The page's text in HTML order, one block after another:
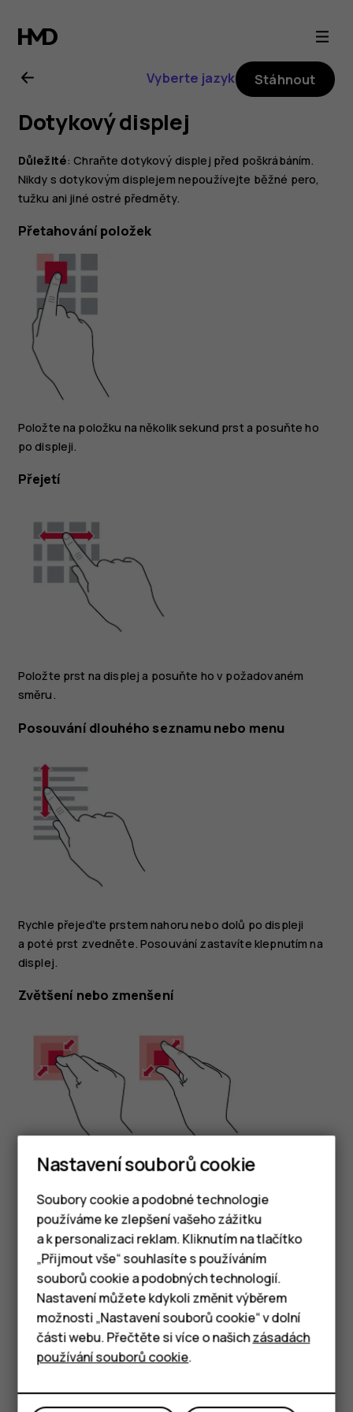
Uživatelská
příručka
k telefonu
Nokia 4.2
Chytré telefony
Tlačítkové telefony
Tablety
Vyberte jazyk Stáhnout
Dotykový displej
Důležité: Chraňte dotykový displej před poškrábáním.
Nikdy s dotykovým displejem nepoužívejte běžné pero,
tužku ani jiné ostré předměty.
Přetahování položek
Položte na položku na několik sekund prst a posuňte ho
po displeji.
Přejetí
Položte prst na displej a posuňte ho v požadovaném
směru.
Posouvání dlouhého seznamu nebo menu
Rychle přejeďte prstem nahoru nebo dolů po displeji
a poté prst zvedněte. Posouvání zastavíte klepnutím na
displej.
Zvětšení nebo zmenšení
Položte na položku (třeba na mapu, fotografii nebo
webovou stránku) dva prsty a posuňte je od sebe nebo
k sobě.
Zamknutí orientace obrazovky
Když telefon otočíte o 90 stupňů, obrazovka se
automaticky otočí.
Chcete‑li zamknout orientaci obrazovky na výšku,
přejeďte z horního okraje displeje dolů a klepněte na
Nastavení souborů cookie
Soubory cookie a podobné technologie
používáme ke zlepšení vašeho zážitku
a k personalizaci reklam. Kliknutím na tlačítko
„Přijmout vše“ souhlasíte s používáním
souborů cookie a podobných technologií.
Nastavení můžete kdykoli změnit výběrem
možnosti „Nastavení souborů cookie“ v dolní
části webu. Přečtěte si více o našichzásadách
používání souborů cookie.